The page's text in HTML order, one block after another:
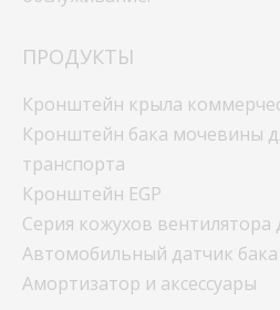
Новости
ПРОДУКТЫ
Кронштейн крыла
Кронштейн бака мочевины
транспорта
Кронштейн EGP
Серия кожухов вентилятора
Автомобильный датчик
Амортизатор и аксессуары